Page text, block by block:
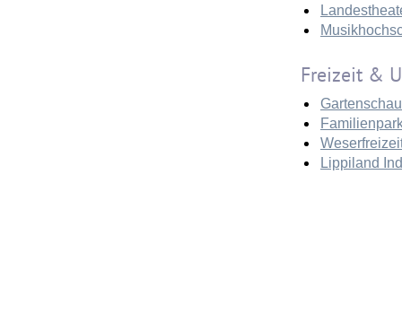
Freizeit &
Lippiland